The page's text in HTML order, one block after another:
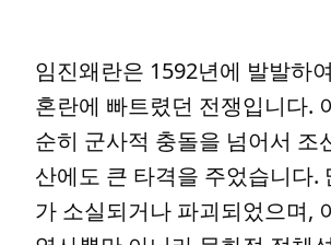
임진왜란은 1592년에 발발하
혼란에 빠트렸던 전쟁입니다.
순히 군사적 충돌을 넘어서 조
산에도 큰 타격을 주었습니다.
가 소실되거나 파괴되었으며,